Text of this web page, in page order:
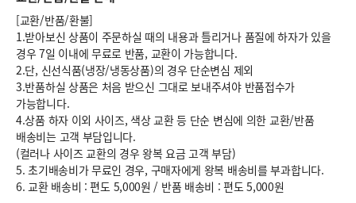
[교환/반품/환불]
1.받아보신 상품이 주문하실 때의 내용과 틀리거나 품질에 하자가 있을
경우 7일 이내에 무료로 반품, 교환이 가능합니다.
2.단, 신선식품(냉장/냉동상품)의 경우 단순변심 제외
3.반품하실 상품은 처음 받으신 그대로 보내주셔야 반품접수가
가능합니다.
4.상품 하자 이외 사이즈, 색상 교환 등 단순 변심에 의한 교환/반품
배송비는 고객 부담입니다.
(컬러나 사이즈 교환의 경우 왕복 요금 고객 부담)
5. 초기배송비가 무료인 경우, 구매자에게 왕복 배송비를 부과합니다.
6.교환 배송비 : 편도 5,000원 / 반품 배송비 : 편도 5,000원